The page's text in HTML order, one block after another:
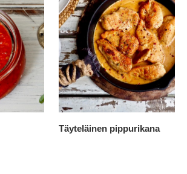
Täyteläinen pippurikana